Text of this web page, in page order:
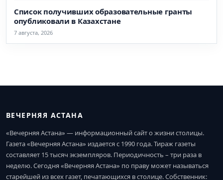
Список получивших образовательные гранты
опубликовали в Казахстане
7 августа, 2026
ВЕЧЕРНЯЯ АСТАНА
«Вечерняя Астана» — информационный сайт о жизни столицы.
Газета «Вечерняя Астана» издается с 1990 года. Тираж газеты
составляет 15 тысяч экземпляров. Периодичность – три раза в
неделю. Сегодня «Вечерняя Астана» по праву может называться
старейшей из всех газет, печатающихся в столице. Собственник: